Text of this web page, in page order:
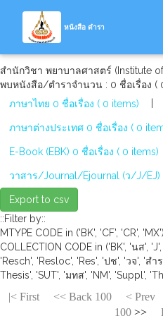
หนังสือ ตำรา
สำนักวิชา พยาบาลศาสตร์ (Institute
พบหนังสือ/ตำราจำนวน : 0 ชื่อเรื่อง (
ภาษาไทย 0 ชื่อเรื่อง ( 0 items)
ภาษาต่างประเทศ 0 ชื่อเรื่
E-Book (EBK) 0 ชื่อเรื่อง ( 0 items)
Export to csv
::Filter by::
MTYPE CODE in ('BK', 'CF', 'CR', 'MX')
COLLECTION CODE in ('BK', 'นส',
'Resch', 'Resloc', 'Res', 'ปช', 'วจ', 'สำ
Thesis', 'SUT', 'มทส', 'NM', 'Suppl',
|< First << Back 100 < Prev
100 >>